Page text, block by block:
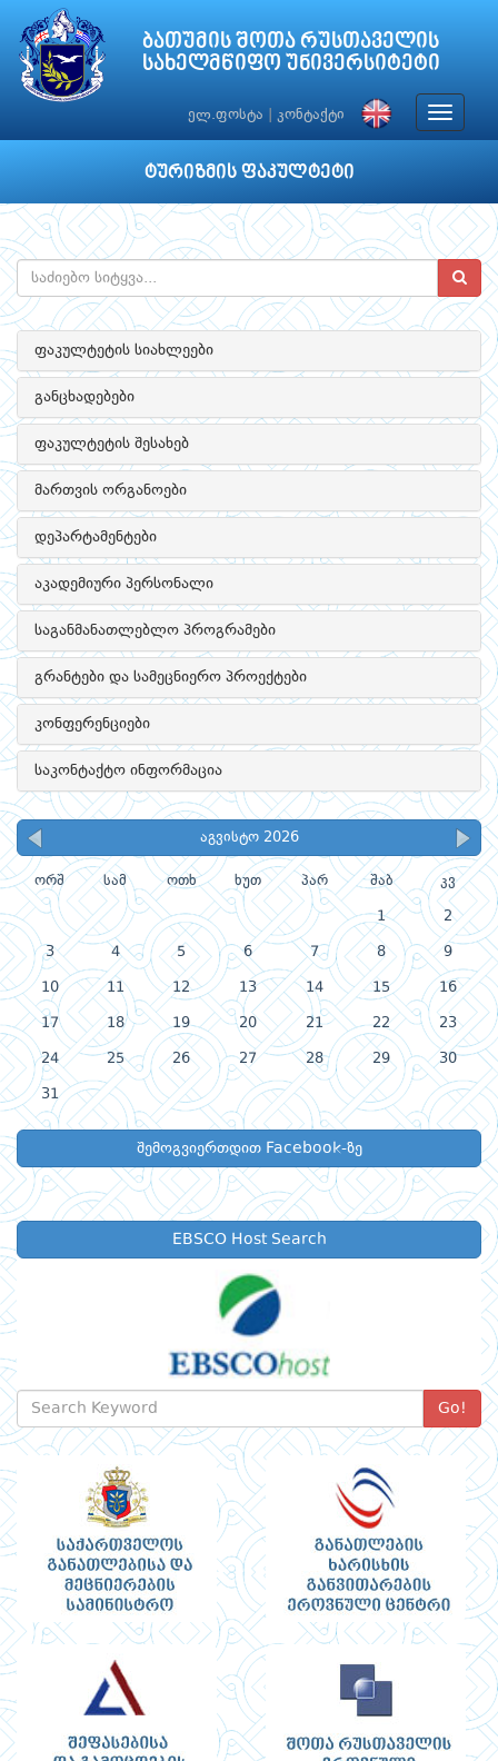
ბათუმის შოთა რუსთაველის
სახელმწიფო უნივერსიტეტი
ელ.ფოსტა კონტაქტი
Toggle
ტურიზმის ფაკულტეტი
ფაკულტეტის სიახლეები
განცხადებები
ფაკულტეტის შესახებ
მართვის ორგანოები
დეპარტამენტები
აკადემიური პერსონალი
საგანმანათლებლო პროგრამები
გრანტები და სამეცნიერო პროექტები
კონფერენციები
საკონტაქტო ინფორმაცია
აგვისტო 2026
ორშ სამ ოთხ ხუთ პარ შაბ კვ
1 2
3 4 5 6 7 8 9
10 11 12 13 14 15 16
17 18 19 20 21 22 23
24 25 26 27 28 29 30
31
შემოგვიერთდით Facebook-ზე
EBSCO Host Search
Go!